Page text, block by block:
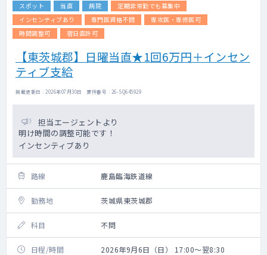
スポット 当直 病院
定期非常勤でも募集中
インセンティブあり
専門医資格不問
専攻医・専修医可
時間調整可
宿日直許可
【東茨城郡】日曜当直★1回6万円＋インセン
ティブ支給
掲載更新日 : 2026年07月30日 案件番号 : 26-SQ645929
担当エージェントより
明け時間の調整可能です！
インセンティブあり
路線 鹿島臨海鉄道線
勤務地 茨城県東茨城郡
科目 不問
日程/時間 2026年9月6日（日） 17:00～翌8:30